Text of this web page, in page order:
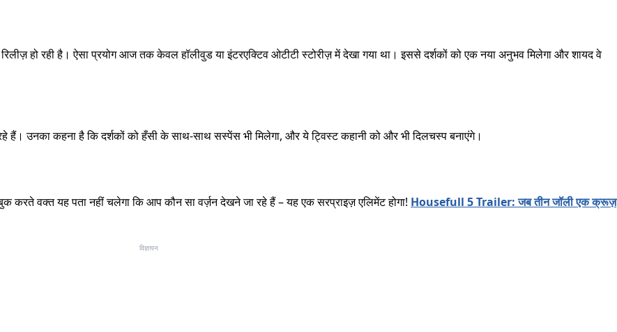
हो रही है। ऐसा प्रयोग आज तक केवल हॉलीवुड या इंटरएक्टिव ओटीटी स्टोरीज़ में देखा गया था। इससे दर्शकों को एक नया अनुभव मिलेगा और शायद वे
उनका कहना है कि दर्शकों को हँसी के साथ-साथ सस्पेंस भी मिलेगा, और ये ट्विस्ट कहानी को और भी दिलचस्प बनाएंगे।
वक्त यह पता नहीं चलेगा कि आप कौन सा वर्ज़न देखने जा रहे हैं – यह एक सरप्राइज़ एलिमेंट होगा! Housefull 5 Trailer: जब तीन जॉली एक क्रूज़
विज्ञापन